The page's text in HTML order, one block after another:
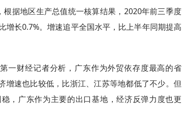
据地区生产总值统一核算结果，2020年前三季度
增长0.7%。增速追平全国水平，比上半年同期提高
一财经记者分析，广东作为外贸依存度最高的省
增速也比较低，比浙江、江苏等地都低了不少。但
，广东作为主要的出口基地，经济反弹力度也更